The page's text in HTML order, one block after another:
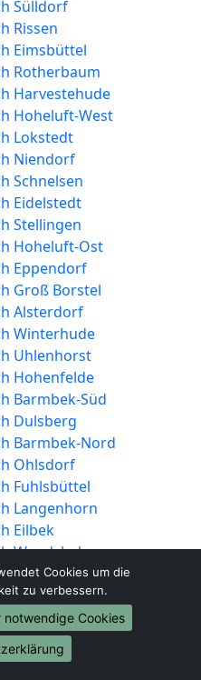
Sülldorf
Rissen
Eimsbüttel
Rotherbaum
Harvestehude
Hoheluft-West
Lokstedt
Niendorf
Schnelsen
Eidelstedt
Stellingen
Hoheluft-Ost
Eppendorf
Groß Borstel
Alsterdorf
Winterhude
Uhlenhorst
Hohenfelde
Barmbek-Süd
Dulsberg
Barmbek-Nord
Ohlsdorf
Fuhlsbüttel
Langenhorn
Eilbek
Wandsbek
Marienthal
Jenfeld
Tonndorf
Farmsen-Berne
Bramfeld
Cookies um die
zu verbessern.
notwendige Cookies